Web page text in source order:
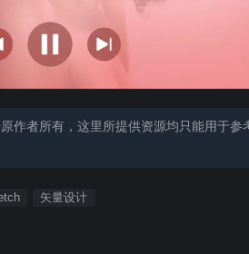
作者所有，这里所提供资源均只能用于
矢量设计